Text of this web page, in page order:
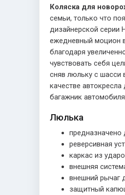
Коляска для
семьи, только что
дизайнерской серии
ежедневный моцион
благодаря
чувствовать себя
сняв люльку с шасси
качестве
багажник автомобиля.
Люлька
предназначено
реверсивная
каркас из
внешняя
внешний рычаг
защитный